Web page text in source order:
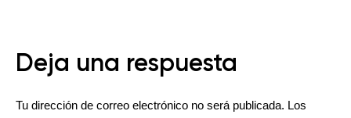
Deja una respuesta
Tu dirección de correo electrónico no será publicada. Los